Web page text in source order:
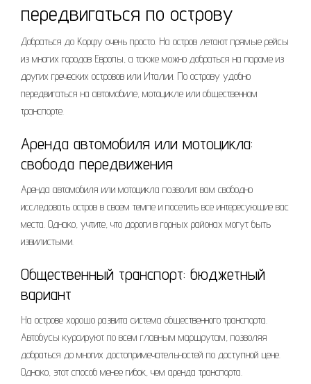
передвигаться по острову
Добраться до Корфу очень просто. На остров летают прямые рейсы
из многих городов Европы, а также можно добраться на пароме из
других греческих островов или Италии. По острову удобно
передвигаться на автомобиле, мотоцикле или общественном
транспорте.
Аренда автомобиля или мотоцикла:
свобода передвижения
Аренда автомобиля или мотоцикла позволит вам свободно
исследовать остров в своем темпе и посетить все интересующие вас
места. Однако, учтите, что дороги в горных районах могут быть
извилистыми.
Общественный транспорт: бюджетный
вариант
На острове хорошо развита система общественного транспорта.
Автобусы курсируют по всем главным маршрутам, позволяя
добраться до многих достопримечательностей по доступной цене.
Однако, этот способ менее гибок, чем аренда транспорта.